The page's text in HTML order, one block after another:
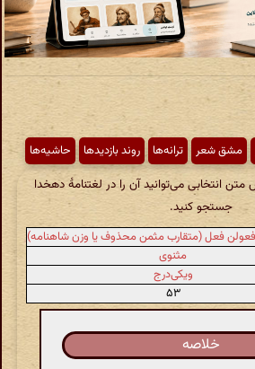
مشق شعر ترانه‌ها روند بازدیدها حاشیه‌ها
انتخابی می‌توانید آن را در لغتنامهٔ دهخدا
جستجو کنید.
فعل (متقارب مثمن محذوف یا وزن شاهنامه)
مثنوی
ویکی‌درج
۵۳
خلاصه